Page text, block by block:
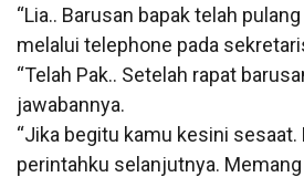
“Lia.. Barusan bapak telah
melalui telephone pada
“Telah Pak.. Setelah rapat
jawabannya.
“Jika begitu kamu kesini sesaat.
perintahku selanjutnya.